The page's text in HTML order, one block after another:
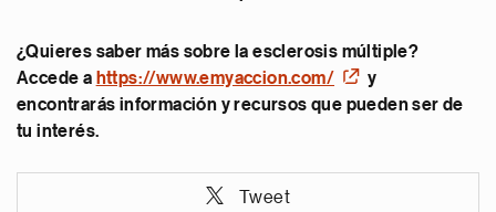
¿Quieres saber más sobre la esclerosis múltiple?
Accede a https://www.emyaccion.com/
y
encontrarás información y recursos que pueden ser de
tu interés.
Tweet